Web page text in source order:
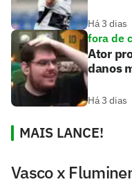
Há 3 dias
fora de
Ator
danos
Há 3 dias
MAIS LANCE!
Vasco x